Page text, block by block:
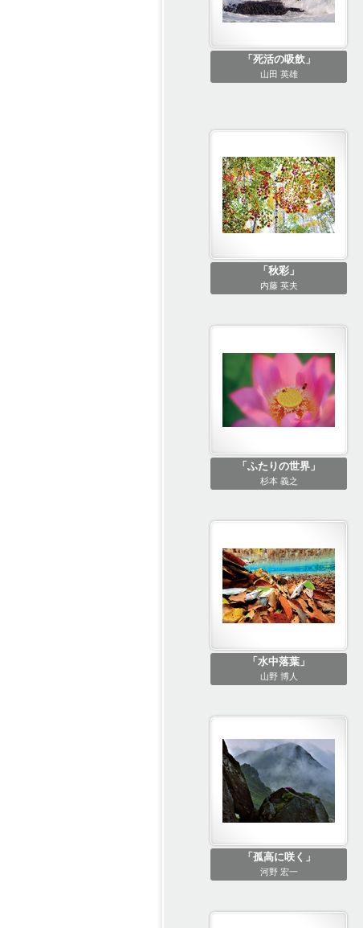
「死活の吸飲」
山田 英雄
「秋彩」
内藤 英夫
「ふたりの世界」
杉本 義之
「水中落葉」
山野 博人
「孤高に咲く」
河野 宏一